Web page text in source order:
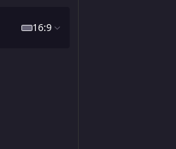
16:9